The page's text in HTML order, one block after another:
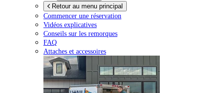
Retour au menu principal
Commencer une réservation
Vidéos explicatives
Conseils sur les remorques
FAQ
Attaches et accessoires